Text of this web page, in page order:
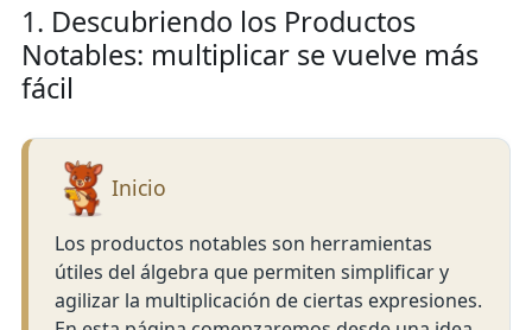
1. Descubriendo los Productos
Notables: multiplicar se vuelve más
fácil
Inicio
Los productos notables son herramientas
útiles del álgebra que permiten simplificar y
agilizar la multiplicación de ciertas expresiones.